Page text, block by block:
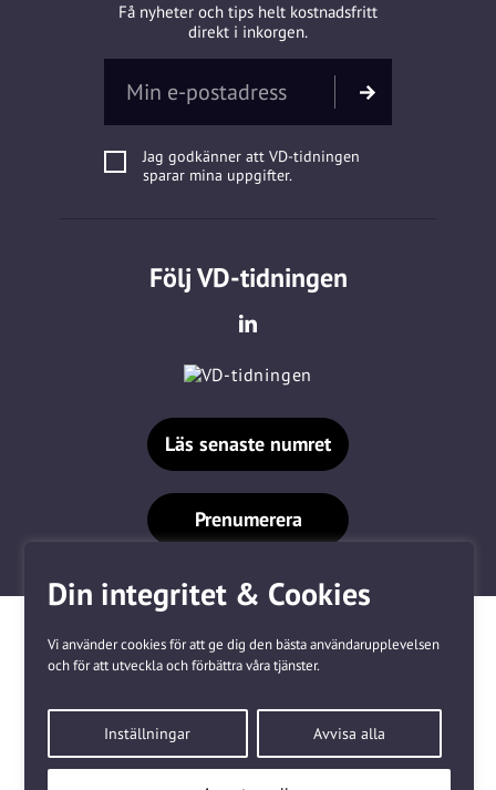
Din integritet & Cookies
Vi använder cookies för att ge dig den bästa användarupplevelsen
och för att utveckla och förbättra våra tjänster.
Inställningar Avvisa alla
Få nyheter och tips helt kostnadsfritt
direkt i inkorgen.
Jag godkänner att VD-tidningen
sparar mina uppgifter.
Följ VD-tidningen
Läs senaste numret
Prenumerera
Kundtjänst